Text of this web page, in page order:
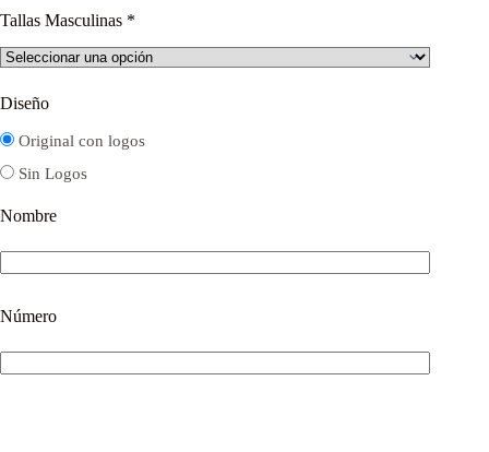
Tallas Masculinas *
Diseño
Original con logos
Sin Logos
Nombre
Número